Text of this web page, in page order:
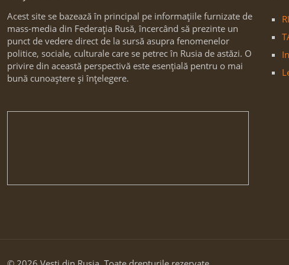
Acest site se bazează în principal pe informațiile furnizate de
mass-media din Federația Rusă, încercând să prezinte un
punct de vedere direct de la sursă asupra fenomenelor
politice, sociale, culturale care se petrec în Rusia de astăzi. O
privire din această perspectivă este esențială pentru o mai
bună cunoaștere și înțelegere.